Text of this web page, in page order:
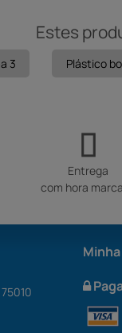
Estes
3 Plástico
Entrega
com hora